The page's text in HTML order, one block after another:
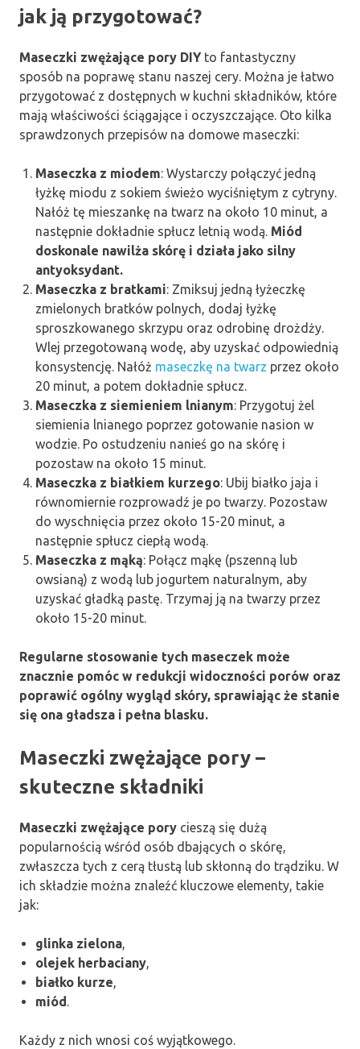
jak ją przygotować?
Maseczki zwężające pory DIYto fantastyczny
sposób na poprawę stanu naszej cery. Można je łatwo
przygotować z dostępnych w kuchni składników, które
mają właściwości ściągające i oczyszczające. Oto kilka
sprawdzonych przepisów na domowe maseczki:
Maseczka z miodem: Wystarczy połączyć jedną
łyżkę miodu z sokiem świeżo wyciśniętym z cytryny.
Nałóż tę mieszankę na twarz na około 10 minut, a
następnie dokładnie spłucz letnią wodą. Miód
doskonale nawilża skórę i działa jako silny
antyoksydant.
Maseczka z bratkami: Zmiksuj jedną łyżeczkę
zmielonych bratków polnych, dodaj łyżkę
sproszkowanego skrzypu oraz odrobinę drożdży.
Wlej przegotowaną wodę, aby uzyskać odpowiednią
konsystencję. Nałóż maseczkę na twarz przez około
20 minut, a potem dokładnie spłucz.
Maseczka z siemieniem lnianym: Przygotuj żel
siemienia lnianego poprzez gotowanie nasion w
wodzie. Po ostudzeniu nanieś go na skórę i
pozostaw na około 15 minut.
Maseczka z białkiem kurzego: Ubij białko jaja i
równomiernie rozprowadź je po twarzy. Pozostaw
do wyschnięcia przez około 15-20 minut, a
następnie spłucz ciepłą wodą.
Maseczka z mąką: Połącz mąkę (pszenną lub
owsianą) z wodą lub jogurtem naturalnym, aby
uzyskać gładką pastę. Trzymaj ją na twarzy przez
około 15-20 minut.
Regularne stosowanie tych maseczek może
znacznie pomóc w redukcji widoczności porów oraz
poprawić ogólny wygląd skóry, sprawiając że stanie
się ona gładsza i pełna blasku.
Maseczki zwężające pory –
skuteczne składniki
Maseczki zwężające pory cieszą się dużą
popularnością wśród osób dbających o skórę,
zwłaszcza tych z cerą tłustą lub skłonną do trądziku. W
ich składzie można znaleźć kluczowe elementy, takie
jak:
glinka zielona
olejek herbaciany
białko kurze
miód
Każdy z nich wnosi coś wyjątkowego.